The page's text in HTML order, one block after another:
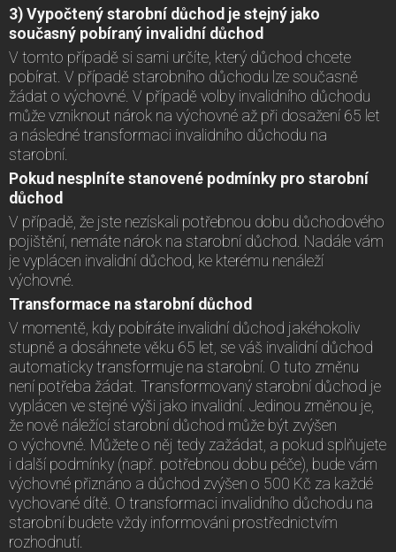
3) Vypočtený starobní důchod je stejný jako
současný pobíraný invalidní důchod
V tomto případě si sami určíte, který důchod chcete
pobírat. V případě starobního důchodu lze současně
žádat o výchovné. V případě volby invalidního důchodu
může vzniknout nárok na výchovné až při dosažení 65 let
a následné transformaci invalidního důchodu na
starobní.
Pokud nesplníte stanovené podmínky pro starobní
důchod
V případě, že jste nezískali potřebnou dobu důchodového
pojištění, nemáte nárok na starobní důchod. Nadále vám
je vyplácen invalidní důchod, ke kterému nenáleží
výchovné.
Transformace na starobní důchod
V momentě, kdy pobíráte invalidní důchod jakéhokoliv
stupně a dosáhnete věku 65 let, se váš invalidní důchod
automaticky transformuje na starobní. O tuto změnu
není potřeba žádat. Transformovaný starobní důchod je
vyplácen ve stejné výši jako invalidní. Jedinou změnou je,
že nově náležící starobní důchod může být zvýšen
o výchovné. Můžete o něj tedy zažádat, a pokud splňujete
i další podmínky (např. potřebnou dobu péče), bude vám
výchovné přiznáno a důchod zvýšen o 500 Kč za každé
vychované dítě. O transformaci invalidního důchodu na
starobní budete vždy informováni prostřednictvím
rozhodnutí.